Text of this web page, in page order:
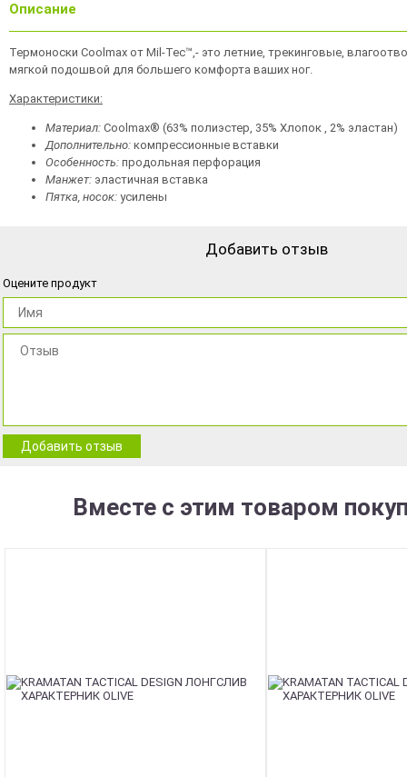
Описание
Термоноски Coolmax от Mil-Tec™,- это летние, трекинговые,
мягкой подошвой для большего комфорта ваших ног.
Характеристики:
Материал: Coolmax® (63% полиэстер, 35% Хлопок , 2% эластан)
Дополнительно: компрессионные вставки
Особенность: продольная перфорация
Манжет: эластичная вставка
Пятка, носок: усилены
Добавить отзыв
Оцените продукт
Добавить отзыв
Вместе с этим товаром